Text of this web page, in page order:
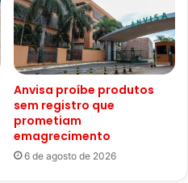
Anvisa proíbe produtos
sem registro que
prometiam
emagrecimento
6 de agosto de 2026